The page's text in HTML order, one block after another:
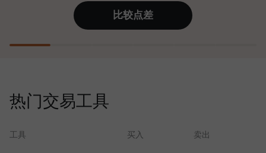
值账户即可获得iPhone、MacBook
或梦想旅行
证6个月内利润增长3倍。放心交易—
您的资金受到保护！
比较点差
热门交易工具
工具 买入 卖出